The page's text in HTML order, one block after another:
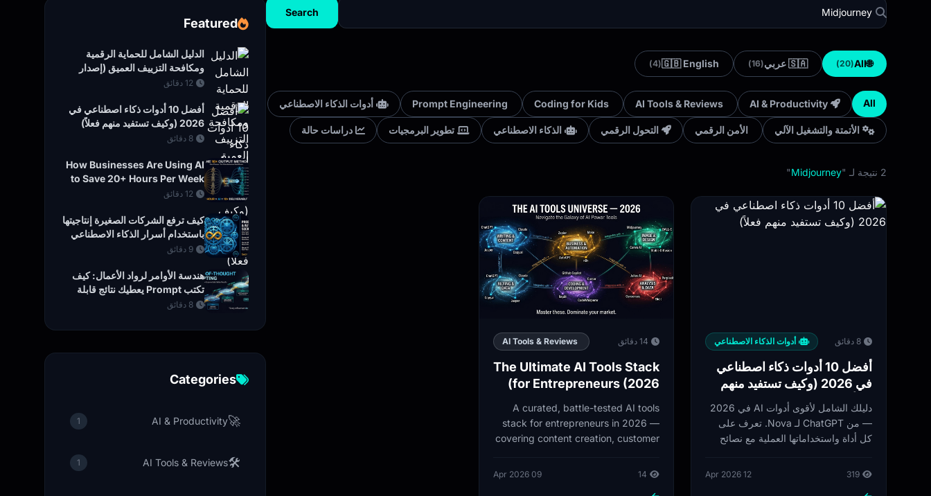
Search
🌐
All
(20) 🇸🇦 عربي (16)
🇬🇧 English
(4)
All
AI & Productivity
AI Tools & Reviews
Coding for Kids
Prompt Engineering أدوات الذكاء الاصطناعي
الأتمتة والتشغيل الآلي الأمن الرقمي التحول الرقمي الذكاء الاصطناعي تطوير البرمجيات دراسات حالة
2 نتيجة لـ " Midjourney
"
8 دقائق أدوات الذكاء الاصطناعي
أفضل 10 أدوات ذكاء اصطناعي
في 2026 (وكيف تستفيد منهم
دليلك الشامل لأقوى أدوات AI في 2026
— من ChatGPT لـ Nova. تعرف على
كل أداة واستخداماتها العملية مع نصائح
319
12 Apr 2026
14 دقائق AI Tools & Reviews
The Ultimate AI Tools Stack
for Entrepreneurs (2026)
A curated, battle-tested AI tools
stack for entrepreneurs in 2026 —
covering content creation, customer
and coding assistance.
14
09 Apr 2026
Featured
الدليل الشامل للحماية الرقمية
ومكافحة التزييف العميق (إصدار
2026)
12 دقائق
أفضل 10 أدوات ذكاء اصطناعي في
2026 (وكيف تستفيد منهم فعلاً)
8 دقائق
How Businesses Are Using AI
to Save 20+ Hours Per Week
(2026 Guide)
12 دقائق
كيف ترفع الشركات الصغيرة إنتاجيتها
باستخدام أسرار الذكاء الاصطناعي
العملية
9 دقائق
هندسة الأوامر لرواد الأعمال: كيف
تكتب Prompt يعطيك نتائج قابلة
للتنفيذ
8 دقائق
Categories
🚀
AI & Productivity
1
🛠️
AI Tools & Reviews
1